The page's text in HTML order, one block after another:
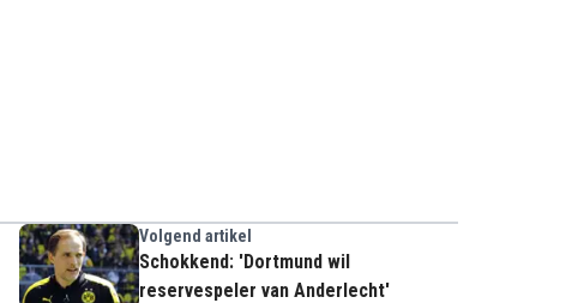
Volgend artikel
Schokkend: 'Dortmund wil
reservespeler van Anderlecht'